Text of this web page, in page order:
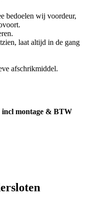
bedoelen wij voordeur,
laat altijd in de gang
afschrikmiddel.
incl montage & BTW